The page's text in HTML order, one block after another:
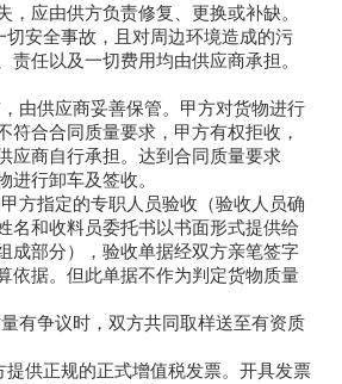
，应由供方负责修复、更换或补缺。
切安全事故，且对周边环境造成的污
责任以及一切费用均由供应商承担。
由供应商妥善保管。甲方对货物进行
符合合同质量要求，甲方有权拒收，
应商自行承担。达到合同质量要求
进行卸车及签收。
方指定的专职人员验收（验收人员确
名和收料员委托书以书面形式提供给
成部分），验收单据经双方亲笔签字
依据。但此单据不作为判定货物质量
有争议时，双方共同取样送至有资质
提供正规的正式增值税发票。开具发票